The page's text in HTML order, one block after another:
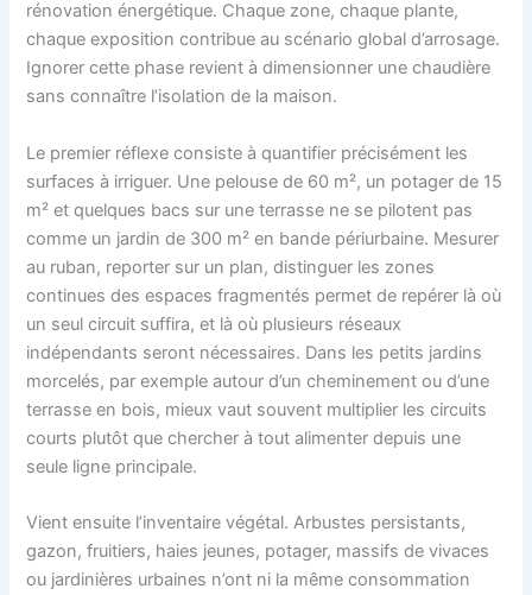
rénovation énergétique. Chaque zone, chaque plante,
chaque exposition contribue au scénario global d’arrosage.
Ignorer cette phase revient à dimensionner une chaudière
sans connaître l’isolation de la maison.
Le premier réflexe consiste à quantifier précisément les
surfaces à irriguer. Une pelouse de 60 m², un potager de 15
m² et quelques bacs sur une terrasse ne se pilotent pas
comme un jardin de 300 m² en bande périurbaine. Mesurer
au ruban, reporter sur un plan, distinguer les zones
continues des espaces fragmentés permet de repérer là où
un seul circuit suffira, et là où plusieurs réseaux
indépendants seront nécessaires. Dans les petits jardins
morcelés, par exemple autour d’un cheminement ou d’une
terrasse en bois, mieux vaut souvent multiplier les circuits
courts plutôt que chercher à tout alimenter depuis une
seule ligne principale.
Vient ensuite l’inventaire végétal. Arbustes persistants,
gazon, fruitiers, haies jeunes, potager, massifs de vivaces
ou jardinières urbaines n’ont ni la même consommation